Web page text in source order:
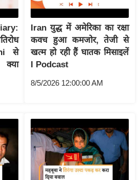
से
Iran युद्ध में अमेरिका का रक्षा
कवच हुआ कमजोर, तेजी से
खत्म हो रही हैं घातक मिसाइलें
I Podcast
8/5/2026 12:00:00 AM